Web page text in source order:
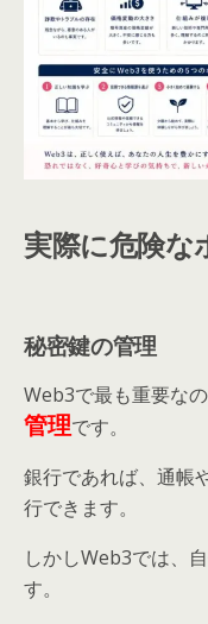
実際に危険
秘密鍵の管理
Web3で最も重要なの
管理です。
銀行であれば、通帳
行できます。
しかしWeb3では、
す。